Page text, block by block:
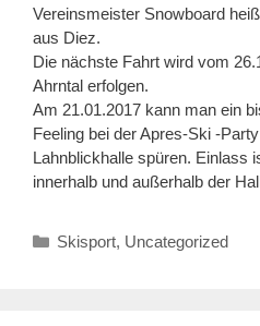
Vereinsmeister Snowboard
aus Diez.
Die nächste Fahrt wird vom
Ahrntal erfolgen.
Am 21.01.2017 kann man ein
Feeling bei der Apres-Ski -
Lahnblickhalle spüren. Einlass
innerhalb und außerhalb der
Kategorien
Skisport, Uncategorized